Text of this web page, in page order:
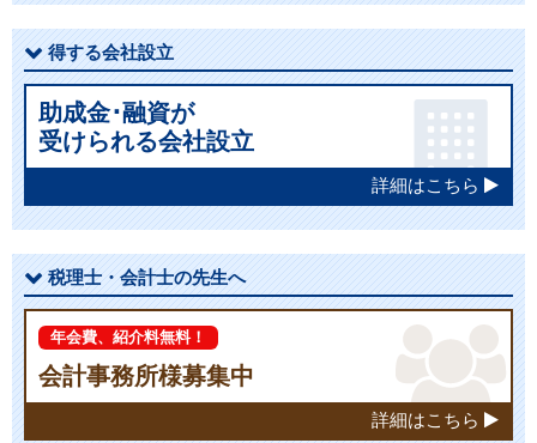
得する会社設立
助成金･融資が
受けられる会社設立
詳細はこちら
税理士・会計士の先生へ
年会費、紹介料無料！
会計事務所様募集中
詳細はこちら